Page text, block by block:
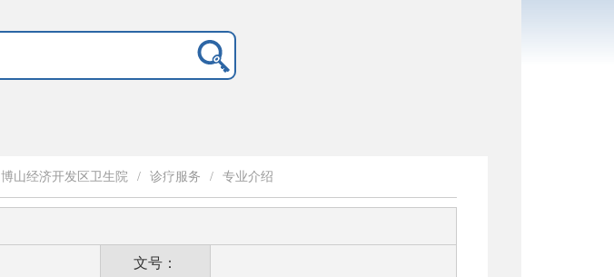
博山经济开发区卫生院 / 诊疗服务 / 专业介绍
文号：